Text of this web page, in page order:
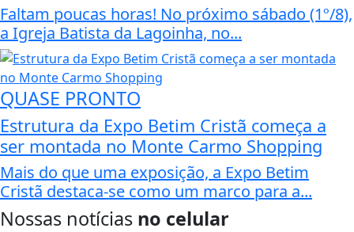
Faltam poucas horas! No próximo sábado (1º/8),
a Igreja Batista da Lagoinha, no...
QUASE PRONTO
Estrutura da Expo Betim Cristã começa a
ser montada no Monte Carmo Shopping
Mais do que uma exposição, a Expo Betim
Cristã destaca-se como um marco para a...
Nossas notícias no celular